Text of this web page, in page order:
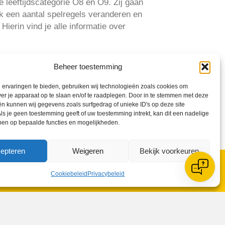
Beheer toestemming
ervaringen te bieden, gebruiken wij technologieën zoals cookies om
je apparaat op te slaan en/of te raadplegen. Door in te stemmen met deze
kunnen wij gegevens zoals surfgedrag of unieke ID's op deze site
je geen toestemming geeft of uw toestemming intrekt, kan dit een nadelige
op bepaalde functies en mogelijkheden.
Weigeren Bekijk voorkeuren
Cookiebeleid Privacybeleid
leeftijdscategorie O8 en O9. Zij gaan
een aantal spelregels veranderen en
vind je alle informatie over